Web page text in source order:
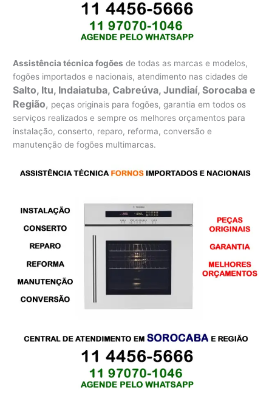
Assistência técnica fogões de todas as marcas e modelos,
fogões importados e nacionais, atendimento nas cidades de
Salto, Itu, Indaiatuba, Cabreúva, Jundiaí, Sorocaba e
Região, peças originais para fogões, garantia em todos os
serviços realizados e sempre os melhores orçamentos para
instalação, conserto, reparo, reforma, conversão e
manutenção de fogões multimarcas.